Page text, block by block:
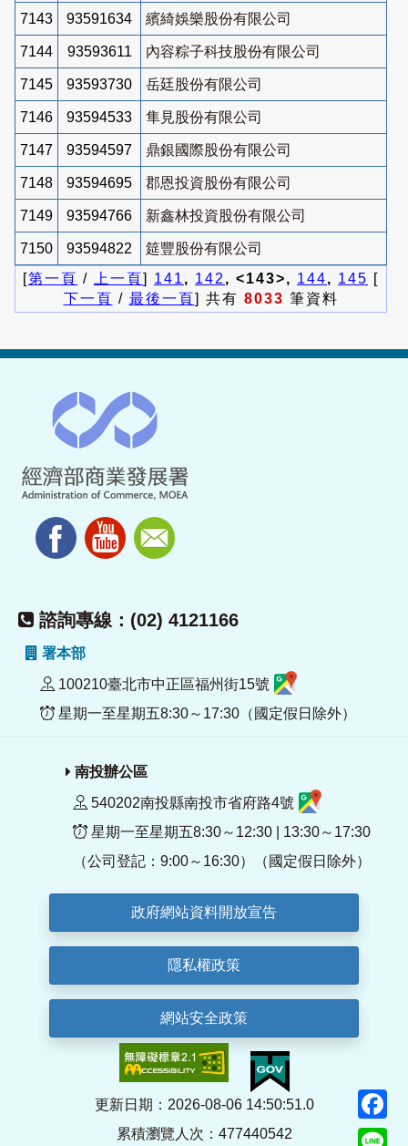
7143 93591634 繽綺娛樂股份有限公司
7144 93593611 內容粽子科技股份有限公司
7145 93593730 岳廷股份有限公司
7146 93594533 隼見股份有限公司
7147 93594597 鼎銀國際股份有限公司
7148 93594695 郡恩投資股份有限公司
7149 93594766 新鑫林投資股份有限公司
7150 93594822
筵豐股份有限公司
[第一頁 / 上一頁] 141 , 142 , <143>, 144, 145 [
下一頁 / 最後一頁] 共有 8033 筆資料
諮詢專線：(02) 4121166
署本部
100210臺北市中正區福州街15號
星期一至星期五8:30～17:30（國定假日除外）
南投辦公區
540202南投縣南投市省府路4號
星期一至星期五8:30～12:30 | 13:30～17:30
（公司登記：9:00～16:30）（國定假日除外）
政府網站資料開放宣告
隱私權政策
網站安全政策
更新日期：2026-08-06 14:50:51.0
累積瀏覽人次：477440542